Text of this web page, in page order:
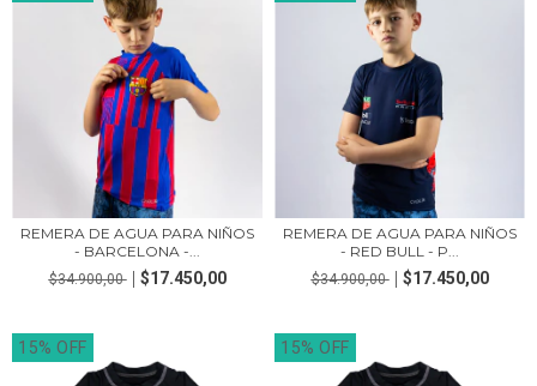
REMERA DE AGUA PARA NIÑOS
- BARCELONA -...
$34.900,00 $17.450,00
REMERA DE AGUA PARA NIÑOS
- RED BULL - P...
$34.900,00 $17.450,00
15% OFF 15% OFF